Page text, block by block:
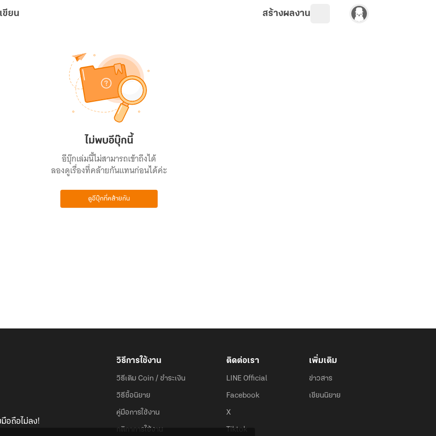
ขียน สร้างผลงาน
ไม่พบอีบุ๊กนี้
อีบุ๊กเล่มนี้ไม่สามารถเข้าถึงได้
ลองดูเรื่องที่คล้ายกันแทนก่อนได้ค่ะ
ดูอีบุ๊กที่คล้ายกัน
อถือไม่ลง!
วิธีการใช้งาน
วิธีเติม Coin / ชำระเงิน
วิธีซื้อนิยาย
คู่มือการใช้งาน
กติกาการใช้งาน
ติดต่อเรา
LINE Official
Facebook
X
Tiktok
เพิ่มเติม
ข่าวสาร
เขียนนิยาย